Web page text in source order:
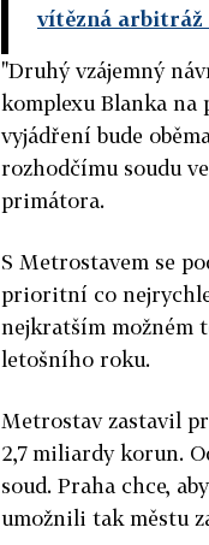
vítězná arbitráž
"Druhý vzájemný
komplexu Blanka na
vyjádření bude
rozhodčímu soudu
primátora.
S Metrostavem se
prioritní co
nejkratším možném
letošního roku.
Metrostav zastavil
2,7 miliardy korun.
soud. Praha chce,
umožnili tak městu